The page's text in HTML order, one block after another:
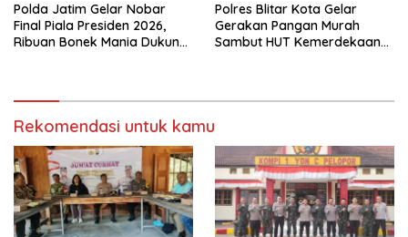
Polda Jatim Gelar Nobar
Final Piala Presiden 2026,
Ribuan Bonek Mania Dukung
Polres Blitar Kota Gelar
Gerakan Pangan Murah
Sambut HUT Kemerdekaan
Rekomendasi untuk kamu